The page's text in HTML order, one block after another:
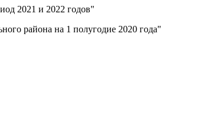
2021 и 2022 годов"
района на 1 полугодие 2020 года"